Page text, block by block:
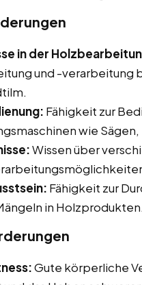
in der
und -verarbeitung
Fähigkeit zur
wie
Wissen über
Fähigkeit zur
in Holzprodukten.
Gute körperliche